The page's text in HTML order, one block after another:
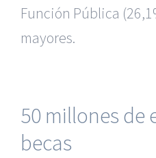
Función Pública
mayores.
50 millones de
becas